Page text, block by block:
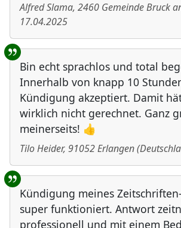
Alfred Slama, 2460 Gemeinde Bruck
17.04.2025
Bin echt sprachlos und total
Innerhalb von knapp 10
Kündigung akzeptiert. Damit
wirklich nicht gerechnet. Ganz
meinerseits! 👍
Tilo Heider, 91052Erlangen(
Kündigung meines
super funktioniert. Antwort
professionell und mit einem